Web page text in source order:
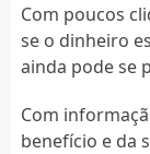
Com poucos
se o dinheiro
ainda pode se
Com
benefício e da